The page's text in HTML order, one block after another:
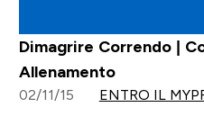
Dimagrire Correndo |
Allenamento
02/11/15 ENTRO IL